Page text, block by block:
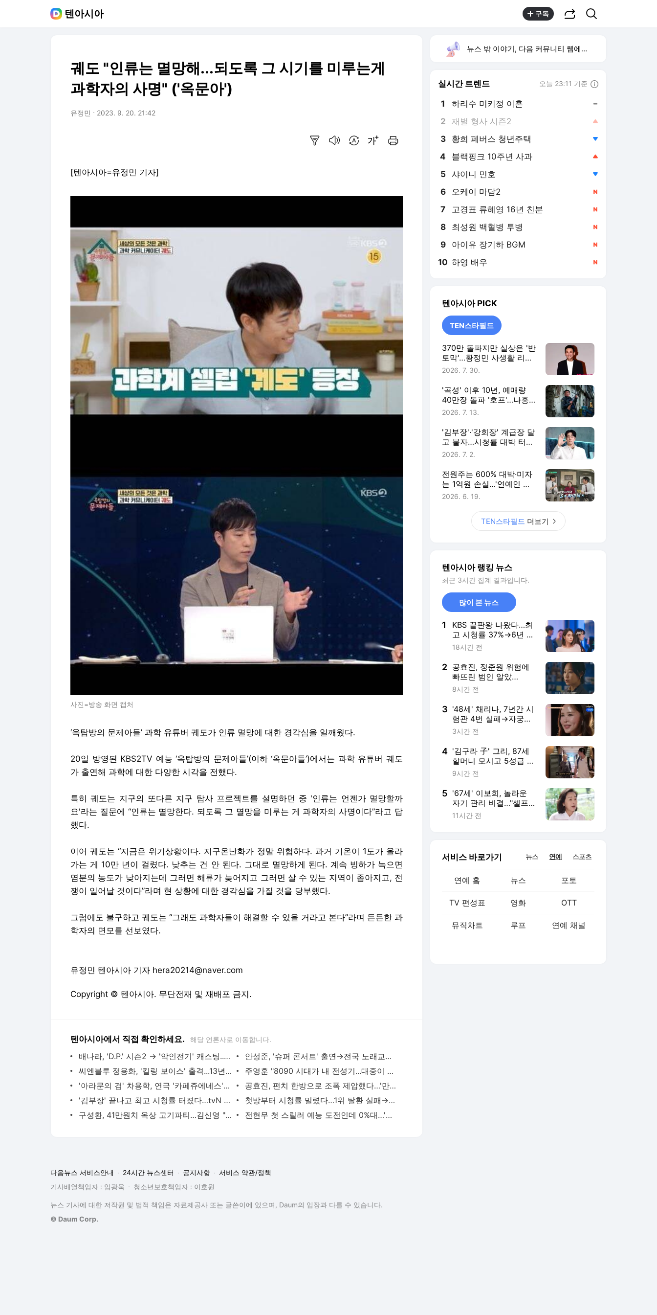
텐아시아 구독
궤도 "인류는 멸망해...되도록 그 시기를 미루는게
과학자의 사명" ('옥문아')
유정민 2023. 9. 20. 21:42
[텐아시아=유정민 기자]
사진=방송 화면 캡처
‘옥탑방의 문제아들’ 과학 유튜버 궤도가 인류 멸망에 대한 경각심을 일깨웠다.
20일 방영된 KBS2TV 예능 ‘옥탑방의 문제아들’(이하 ‘옥문아들’)에서는 과학 유튜버 궤도
가 출연해 과학에 대한 다양한 시각을 전했다.
특히 궤도는 지구의 또다른 지구 탐사 프로젝트를 설명하던 중 '인류는 언젠가 멸망할까
요'라는 질문에 “인류는 멸망한다. 되도록 그 멸망을 미루는 게 과학자의 사명이다”라고 답
했다.
이어 궤도는 “지금은 위기상황이다. 지구온난화가 정말 위험하다. 과거 기온이 1도가 올라
가는 게 10만 년이 걸렸다. 낮추는 건 안 된다. 그대로 멸망하게 된다. 계속 빙하가 녹으면
염분의 농도가 낮아지는데 그러면 해류가 늦어지고 그러면 살 수 있는 지역이 좁아지고, 전
쟁이 일어날 것이다”라며 현 상황에 대한 경각심을 가질 것을 당부했다.
그럼에도 불구하고 궤도는 “그래도 과학자들이 해결할 수 있을 거라고 본다”라며 든든한 과
학자의 면모를 선보였다.
유정민 텐아시아 기자 hera20214@naver.com
Copyright © 텐아시아. 무단전재 및 재배포 금지.
텐아시아에서 직접 확인하세요. 해당 언론사로 이동합니다.
배나라, 'D.P.' 시즌2 → '악인전기' 캐스팅...대세 행보 확정 | 텐아시아
안성준, '슈퍼 콘서트' 출연→전국 노래교실 찾아가는 팬 서비스까지 '열일' | 텐아시아
씨엔블루 정용화, '킬링 보이스' 출격...13년 음악 인생 되돌아봤다 | 텐아시아
주영훈 "8090 시대가 내 전성기...대중이 다시 그 시절 음악 즐기길" ('오빠시대') | 텐아시아
'아라문의 검' 차용학, 연극 '카페쥬에네스' 기대 포인트 大공개 | 텐아시아
공효진, 펀치 한방으로 조폭 제압했다…'만취'하더니 힘 제대로 발휘하네 ('유부녀')[중합] | 텐아
'김부장' 끝나고 최고 시청률 터졌다…tvN 주말극, 박은빈·양세종·옹성우 삼각관계 ('오싹한') |
첫방부터 시청률 밀렸다…1위 탈환 실패→연쇄 테러 표적된 안보현 '6.1%' ('재벌X형사2')[종합] |
구성환, 41만원치 옥상 고기파티…김신영 "화력이 성화봉송 같아" ('나혼산') | 텐아시아
전현무 첫 스릴러 예능 도전인데 0%대…'내가 만난 사이코패스' 힘 못 쓰는 이유[TEN스타필드] | 텐
뉴스 밖 이야기, 다음 커뮤니티 웹에서 보기
실시간 트렌드 오늘 23:11 기준
1 하리수 미키정 이혼
2 재벌 형사 시즌2
3 황희 폐버스 청년주택
4 블랙핑크 10주년 사과
5 샤이니 민호
6 오케이 마담2
7 고경표 류혜영 16년 친분
8 최성원 백혈병 투병
9 아이유 장기하 BGM
10 하영 배우
텐아시아PICK
TEN스타필드
370만 돌파지만 실상은 '반
토막'…황정민 사생활 리스
크까지 덮친 '호프' [TEN스
2026. 7. 30.
'곡성' 이후 10년, 예매량
40만장 돌파 '호프'…나홍
진 신작 향한 기대와 우려
2026. 7. 13.
'김부장'·'강회장' 계급장 달
고 붙자…시청률 대박 터진
직급 타이틀 [TEN스타필
2026. 7. 2.
전원주는 600% 대박·미자
는 1억원 손실…'연예인 주
식 썰전' 위험한 판타지
2026. 6. 19.
TEN스타필드 더보기
텐아시아 랭킹 뉴스
최근 3시간 집계 결과입니다.
많이 본 뉴스
1
KBS 끝판왕 나왔다…최
고 시청률 37%→6년 만
에 복귀한 여배우의 선
18시간 전
2 공효진, 정준원 위험에
빠뜨린 범인 알았
다…“내 구원자는 내 남
8시간 전
3 '48세' 채리나, 7년간 시
험관 4번 실패→자궁근
종 수술…"안 살고 싶었
3시간 전
4 '김구라 子' 그리, 87세
할머니 모시고 5성급 호
텔 호캉스…"유럽도 보
9시간 전
5 '67세' 이보희, 놀라운
자기 관리 비결…"셀프
로 20년, 거울 보면 덜
11시간 전
서비스 바로가기 뉴스 연예 스포츠
연예 홈 뉴스 포토
TV 편성표 영화 OTT
뮤직차트 루프 연예 채널
다음뉴스 서비스안내 24시간 뉴스센터 공지사항
서비스 약관/정책
기사배열책임자 : 임광욱
청소년보호책임자 : 이호원
뉴스 기사에 대한 저작권 및 법적 책임은 자료제공사 또는 글쓴이에 있으며, Daum의 입장과 다를 수 있습니다.
© Daum Corp.